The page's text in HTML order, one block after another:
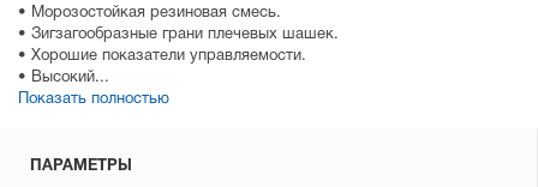
• Морозостойкая резиновая смесь.
• Зигзагообразные грани плечевых шашек.
• Хорошие показатели управляемости.
• Высокий...
Показать полностью
ПАРАМЕТРЫ